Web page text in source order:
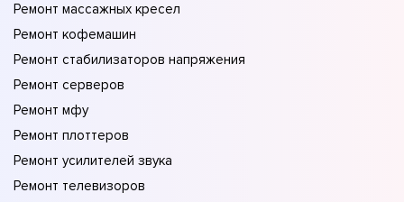
Ремонт массажных кресел
Ремонт кофемашин
Ремонт стабилизаторов напряжения
Ремонт серверов
Ремонт мфу
Ремонт плоттеров
Ремонт усилителей звука
Ремонт телевизоров